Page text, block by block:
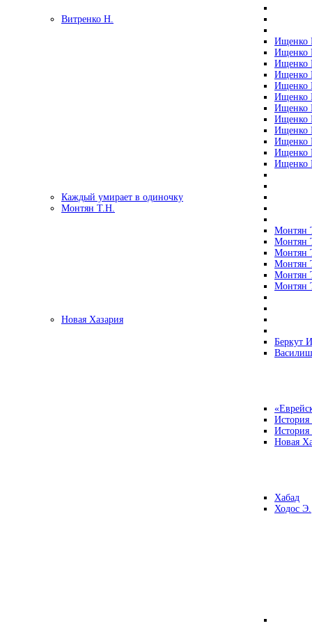
Витренко Н.
Ищенко
Ищенко
Ищенко
Ищенко
Ищенко
Ищенко
Ищенко
Ищенко
Ищенко
Ищенко
Ищенко
Ищенко
Каждый умирает в одиночку
Монтян Т.Н.
Монтян
Монтян
Монтян
Монтян
Монтян
Монтян
Новая Хазария
Беркут
Новая
Хабад
Ходос Э.